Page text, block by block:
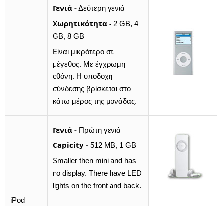
Γενιά -Δεύτερη γενιά
Χωρητικότητα - 2 GB, 4
GB, 8 GB
Είναι μικρότερο σε
μέγεθος. Με έγχρωμη
οθόνη. Η υποδοχή
σύνδεσης βρίσκεται στο
κάτω μέρος της μονάδας.
iPod
Γενιά - Πρώτη γενιά
Capicity - 512 MB, 1 GB
Smaller then mini and has
no display. There have LED
lights on the front and back.